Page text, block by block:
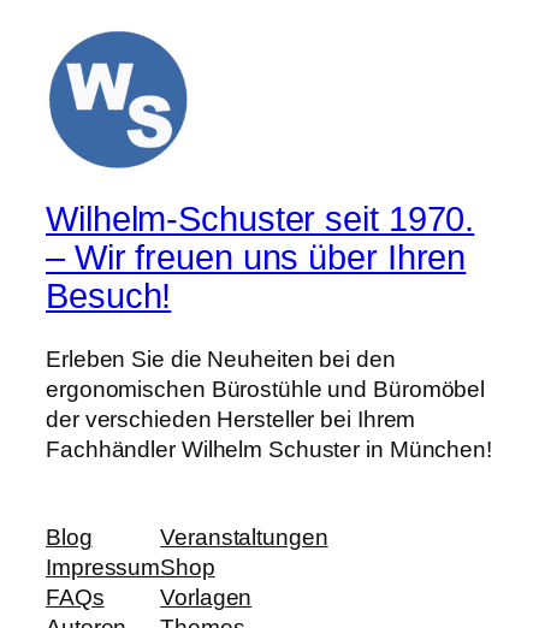
Wilhelm-Schuster seit 1970.
– Wir freuen uns über Ihren
Besuch!
Erleben Sie die Neuheiten bei den
ergonomischen Bürostühle und Büromöbel
der verschieden Hersteller bei Ihrem
Fachhändler Wilhelm Schuster in München!
Blog
Impressum
FAQs
Veranstaltungen
Shop
Vorlagen